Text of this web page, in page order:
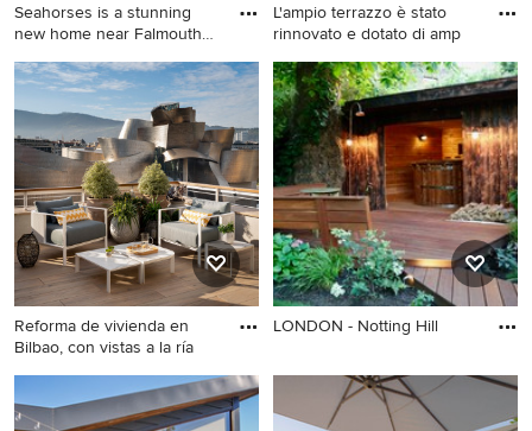
Seahorses is a stunning
new home near Falmouth
L'ampio terrazzo è stato
rinnovato e dotato di amp
Reforma de vivienda en
Bilbao, con vistas a la ría
LONDON - Notting Hill